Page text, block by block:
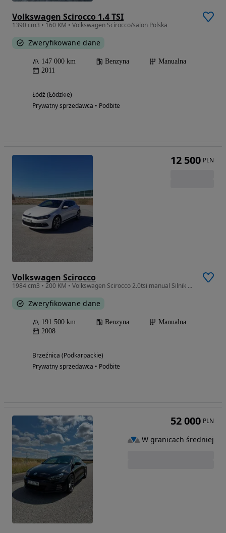
Volkswagen Scirocco 1.4 TSI
1390 cm3 • 160 KM • Volkswagen Scirocco/salon Polska
Zweryfikowane dane
147 000 km Benzyna
Manualna
2011
Łódź (Łódzkie)
Prywatny sprzedawca • Podbite
Volkswagen Scirocco
1984 cm3 • 200 KM • Volkswagen Scirocco 2.0tsi manual Silnik do remontu.
Zweryfikowane dane
191 500 km Benzyna
Manualna
2008
Brzeźnica (Podkarpackie)
Prywatny sprzedawca • Podbite
12 500 PLN
52 000 PLN
W granicach średniej